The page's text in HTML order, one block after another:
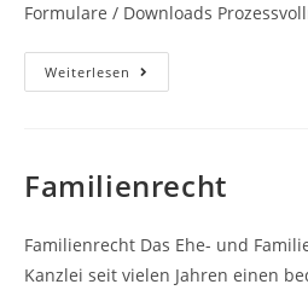
Formulare / Downloads
Weiterlesen Formulare
/
Familienrecht
Familienrecht Das Ehe- und
Kanzlei seit vielen Jahren einen